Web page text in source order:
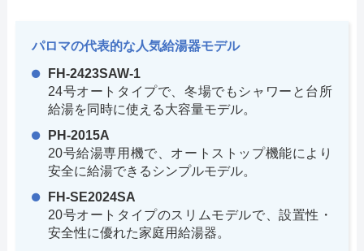
パロマの代表的な人気給湯器モデル
FH-2423SAW-1
24号オートタイプで、冬場でもシャワーと台所
給湯を同時に使える大容量モデル。
PH-2015A
20号給湯専用機で、オートストップ機能により
安全に給湯できるシンプルモデル。
FH-SE2024SA
20号オートタイプのスリムモデルで、設置性・
安全性に優れた家庭用給湯器。